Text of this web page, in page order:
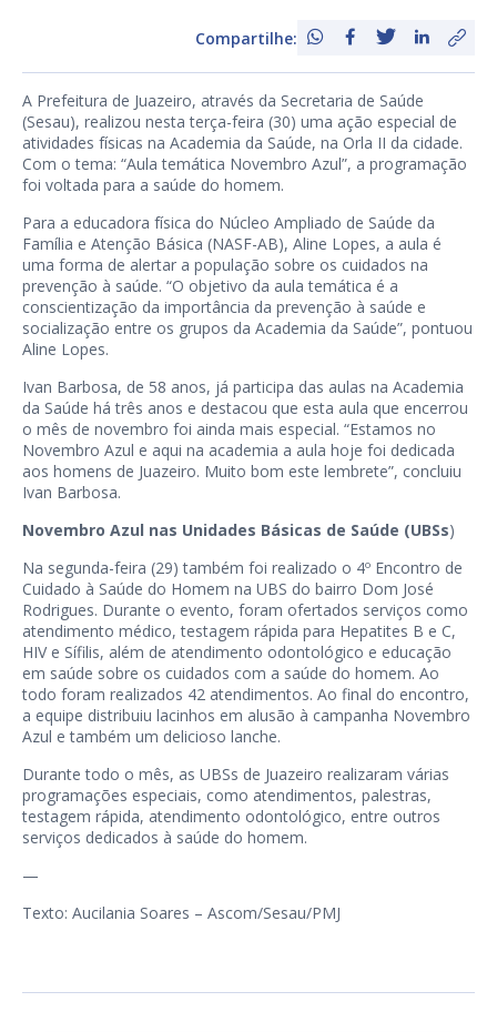
Compartilhe:
A Prefeitura de Juazeiro, através da Secretaria de Saúde
(Sesau), realizou nesta terça-feira (30) uma ação especial de
atividades físicas na Academia da Saúde, na Orla II da cidade.
Com o tema: “Aula temática Novembro Azul”, a programação
foi voltada para a saúde do homem.
Para a educadora física do Núcleo Ampliado de Saúde da
Família e Atenção Básica (NASF-AB), Aline Lopes, a aula é
uma forma de alertar a população sobre os cuidados na
prevenção à saúde. “O objetivo da aula temática é a
conscientização da importância da prevenção à saúde e
socialização entre os grupos da Academia da Saúde”, pontuou
Aline Lopes.
Ivan Barbosa, de 58 anos, já participa das aulas na Academia
da Saúde há três anos e destacou que esta aula que encerrou
o mês de novembro foi ainda mais especial. “Estamos no
Novembro Azul e aqui na academia a aula hoje foi dedicada
aos homens de Juazeiro. Muito bom este lembrete”, concluiu
Ivan Barbosa.
Novembro Azul nas Unidades Básicas de Saúde (UBSs)
Na segunda-feira (29) também foi realizado o 4º Encontro de
Cuidado à Saúde do Homem na UBS do bairro Dom José
Rodrigues. Durante o evento, foram ofertados serviços como
atendimento médico, testagem rápida para Hepatites B e C,
HIV e Sífilis, além de atendimento odontológico e educação
em saúde sobre os cuidados com a saúde do homem. Ao
todo foram realizados 42 atendimentos. Ao final do encontro,
a equipe distribuiu lacinhos em alusão à campanha Novembro
Azul e também um delicioso lanche.
Durante todo o mês, as UBSs de Juazeiro realizaram várias
programações especiais, como atendimentos, palestras,
testagem rápida, atendimento odontológico, entre outros
serviços dedicados à saúde do homem.
—
Texto: Aucilania Soares – Ascom/Sesau/PMJ